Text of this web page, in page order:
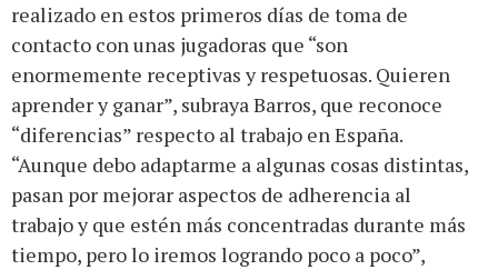
realizado en estos primeros días de toma de
contacto con unas jugadoras que “son
enormemente receptivas y respetuosas. Quieren
aprender y ganar”, subraya Barros, que reconoce
“diferencias” respecto al trabajo en España.
“Aunque debo adaptarme a algunas cosas distintas,
pasan por mejorar aspectos de adherencia al
trabajo y que estén más concentradas durante más
tiempo, pero lo iremos logrando poco a poco”,